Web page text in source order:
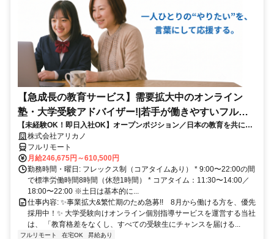
【急成長の教育サービス】需要拡大中のオンライン
塾・大学受験アドバイザー!|若手が働きやすいフルリ
モート勤務
【未経験OK！即日入社OK】オープンポジション／日本の教育を共に変
える仲間を募集します！
株式会社アリカノ
フルリモート
月給246,675円～610,500円
勤務時間・曜日: フレックス制（コアタイムあり） * 9:00〜22:00の間
で標準労働時間8時間（休憩1時間） * コアタイム：11:30〜14:00／
18:00〜22:00 ※土日は基本的に...
仕事内容: ✨️事業拡大&繁忙期のため急募!! 8月から働ける方を、優先
採用中！✨️ 大学受験向けオンライン個別指導サービスを運営する当社
は、 「教育格差をなくし、すべての受験生にチャンスを届ける...
フルリモート 在宅OK 昇給あり